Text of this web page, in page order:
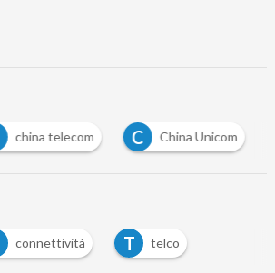
china telecom C China Unicom
connettività T telco